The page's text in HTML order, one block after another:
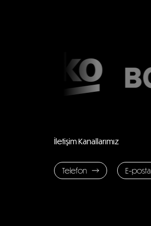
İletişim Kanallarımız
Telefon E-posta